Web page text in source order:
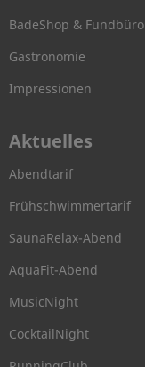
BadeShop & Fundbüro
Gastronomie
Impressionen
Aktuelles
Abendtarif
Frühschwimmertarif
SaunaRelax-Abend
AquaFit-Abend
MusicNight
CocktailNight